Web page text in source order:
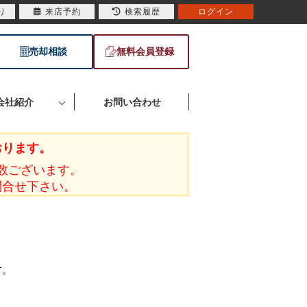
売却相談 無料会員登録
社紹介 お問い合わせ
ます。
ざいます。
せ下さい。
来店予約 検索履歴 ログイン